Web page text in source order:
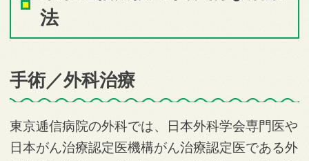
法
手術／外科治療
東京逓信病院の外科では、日本外科学会専門医や
日本がん治療認定医機構がん治療認定医である外